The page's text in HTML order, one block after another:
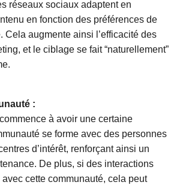
réseaux sociaux adaptent en
en fonction des préférences de
Cela augmente ainsi l’efficacité des
et le ciblage se fait “naturellement”
:
à avoir une certaine
se forme avec des personnes
d’intérêt, renforçant ainsi un
De plus, si des interactions
cette communauté, cela peut